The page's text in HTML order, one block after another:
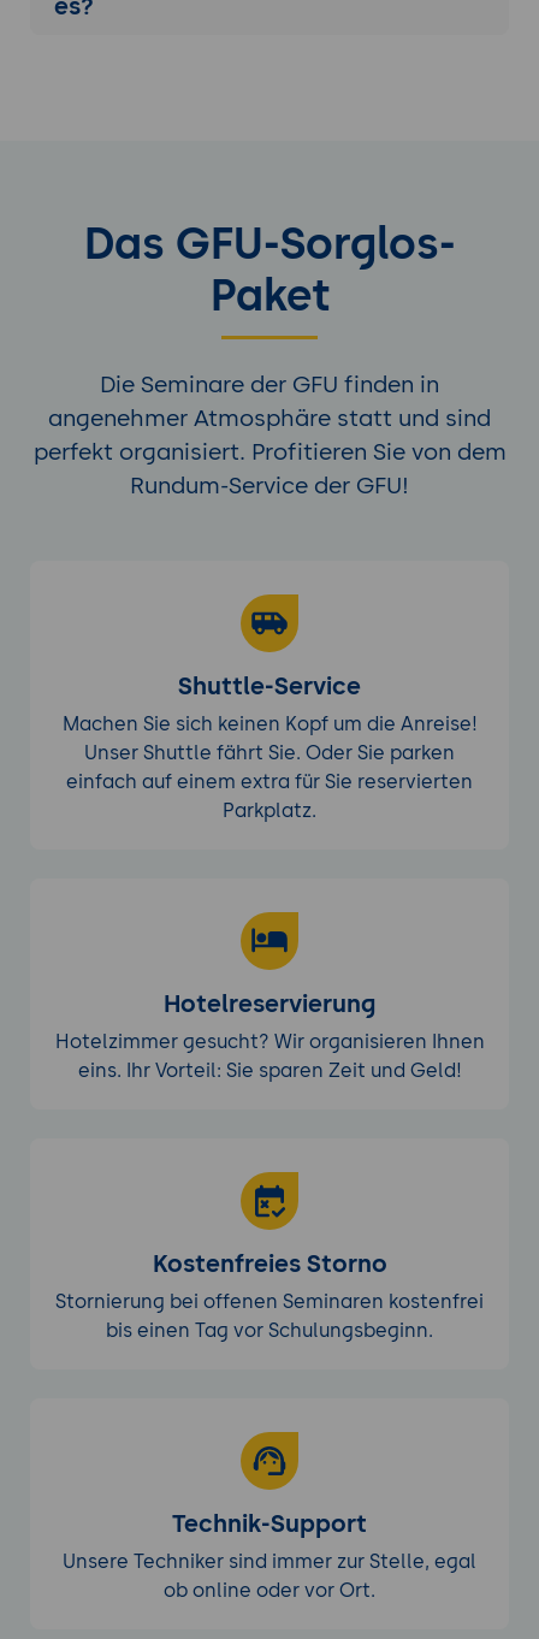
es?
Das GFU-Sorglos-
Paket
Die Seminare der GFU finden in
angenehmer Atmosphäre statt und sind
perfekt organisiert. Profitieren Sie von dem
Rundum-Service der GFU!
Shuttle-Service
Machen Sie sich keinen Kopf um die Anreise!
Unser Shuttle fährt Sie. Oder Sie parken
einfach auf einem extra für Sie reservierten
Parkplatz.
Hotelreservierung
Hotelzimmer gesucht? Wir organisieren Ihnen
eins. Ihr Vorteil: Sie sparen Zeit und Geld!
Kostenfreies Storno
Stornierung bei offenen Seminaren kostenfrei
bis einen Tag vor Schulungsbeginn.
Technik-Support
Unsere Techniker sind immer zur Stelle, egal
ob online oder vor Ort.